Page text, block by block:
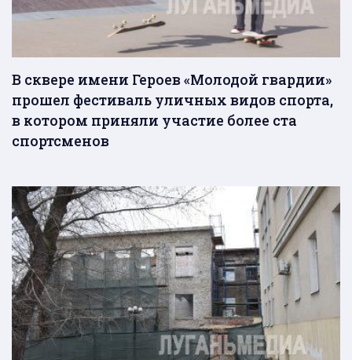
В сквере имени Героев «Молодой гвардии»
прошел фестиваль уличных видов спорта,
в котором приняли участие более ста
спортсменов